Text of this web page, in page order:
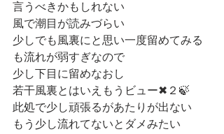
言うべきかもしれない
風で潮目が読みづらい
少しでも風裏にと思い一度留めてみる
も流れが弱すぎなので
少し下目に留めなおし
若干風裏とはいえもうビュー✖︎２🍃
此処で少し頑張るがあたりが出ない
もう少し流れてないとダメみたい